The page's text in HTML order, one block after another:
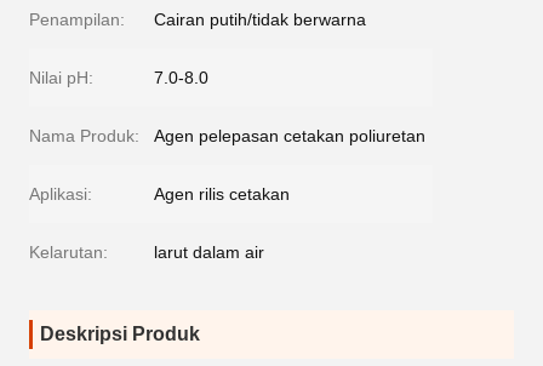
Penampilan: Cairan putih/tidak berwarna
Nilai pH: 7.0-8.0
Nama Produk: Agen pelepasan cetakan poliuretan
Aplikasi: Agen rilis cetakan
Kelarutan: larut dalam air
Deskripsi Produk